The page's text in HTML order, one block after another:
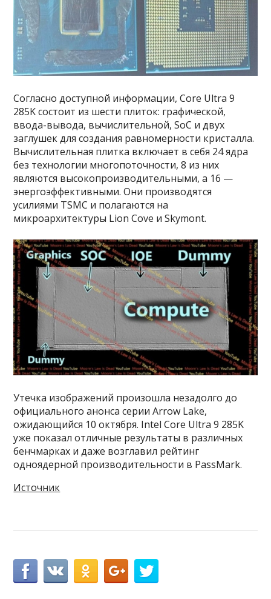
Согласно доступной информации, Core Ultra 9
285K состоит из шести плиток: графической,
ввода-вывода, вычислительной, SoC и двух
заглушек для создания равномерности кристалла.
Вычислительная плитка включает в себя 24 ядра
без технологии многопоточности, 8 из них
являются высокопроизводительными, а 16 —
энергоэффективными. Они производятся
усилиями TSMC и полагаются на
микроархитектуры Lion Cove и Skymont.
Утечка изображений произошла незадолго до
официального анонса серии Arrow Lake,
ожидающийся 10 октября. Intel Core Ultra 9 285K
уже показал отличные результаты в различных
бенчмарках и даже возглавил рейтинг
одноядерной производительности в PassMark.
Источник